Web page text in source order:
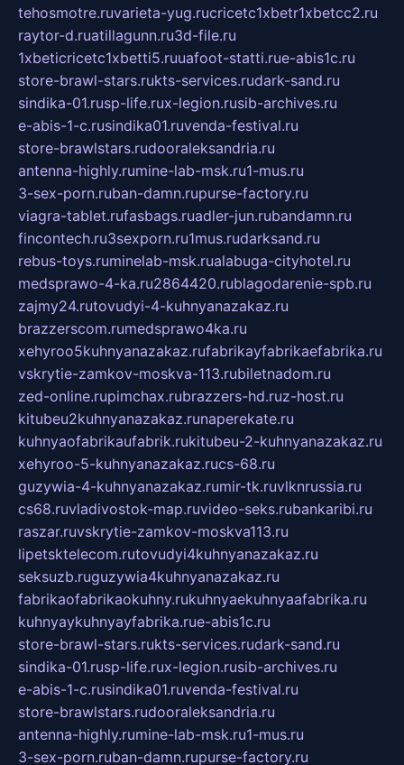
tehosmotre.ruvarieta-yug.rucricetc1xbetr1xbetcc2.ru
raytor-d.ruatillagunn.ru3d-file.ru
1xbeticricetc1xbetti5.ruuafoot-statti.rue-abis1c.ru
store-brawl-stars.rukts-services.rudark-sand.ru
sindika-01.rusp-life.rux-legion.rusib-archives.ru
e-abis-1-c.rusindika01.ruvenda-festival.ru
store-brawlstars.rudooraleksandria.ru
antenna-highly.rumine-lab-msk.ru1-mus.ru
3-sex-porn.ruban-damn.rupurse-factory.ru
viagra-tablet.rufasbags.ruadler-jun.rubandamn.ru
fincontech.ru3sexporn.ru1mus.rudarksand.ru
rebus-toys.ruminelab-msk.rualabuga-cityhotel.ru
medsprawo-4-ka.ru2864420.rublagodarenie-spb.ru
zajmy24.rutovudyi-4-kuhnyanazakaz.ru
brazzerscom.rumedsprawo4ka.ru
xehyroo5kuhnyanazakaz.rufabrikayfabrikaefabrika.ru
vskrytie-zamkov-moskva-113.rubiletnadom.ru
zed-online.rupimchax.rubrazzers-hd.ruz-host.ru
kitubeu2kuhnyanazakaz.runaperekate.ru
kuhnyaofabrikaufabrik.rukitubeu-2-kuhnyanazakaz.ru
xehyroo-5-kuhnyanazakaz.rucs-68.ru
guzywia-4-kuhnyanazakaz.rumir-tk.ruvlknrussia.ru
cs68.ruvladivostok-map.ruvideo-seks.rubankaribi.ru
raszar.ruvskrytie-zamkov-moskva113.ru
lipetsktelecom.rutovudyi4kuhnyanazakaz.ru
seksuzb.ruguzywia4kuhnyanazakaz.ru
fabrikaofabrikaokuhny.rukuhnyaekuhnyaafabrika.ru
kuhnyaykuhnyayfabrika.rue-abis1c.ru
store-brawl-stars.rukts-services.rudark-sand.ru
sindika-01.rusp-life.rux-legion.rusib-archives.ru
e-abis-1-c.rusindika01.ruvenda-festival.ru
store-brawlstars.rudooraleksandria.ru
antenna-highly.rumine-lab-msk.ru1-mus.ru
3-sex-porn.ruban-damn.rupurse-factory.ru